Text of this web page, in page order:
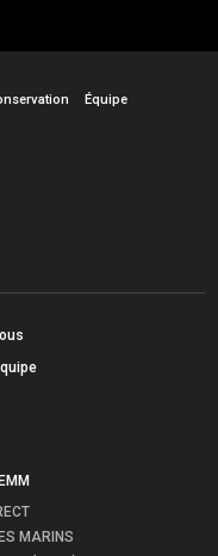
Équipe
MARINS